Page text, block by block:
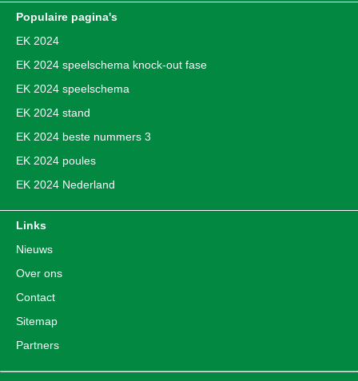
Populaire pagina's
EK 2024
EK 2024 speelschema knock-out fase
EK 2024 speelschema
EK 2024 stand
EK 2024 beste nummers 3
EK 2024 poules
EK 2024 Nederland
Links
Nieuws
Over ons
Contact
Sitemap
Partners